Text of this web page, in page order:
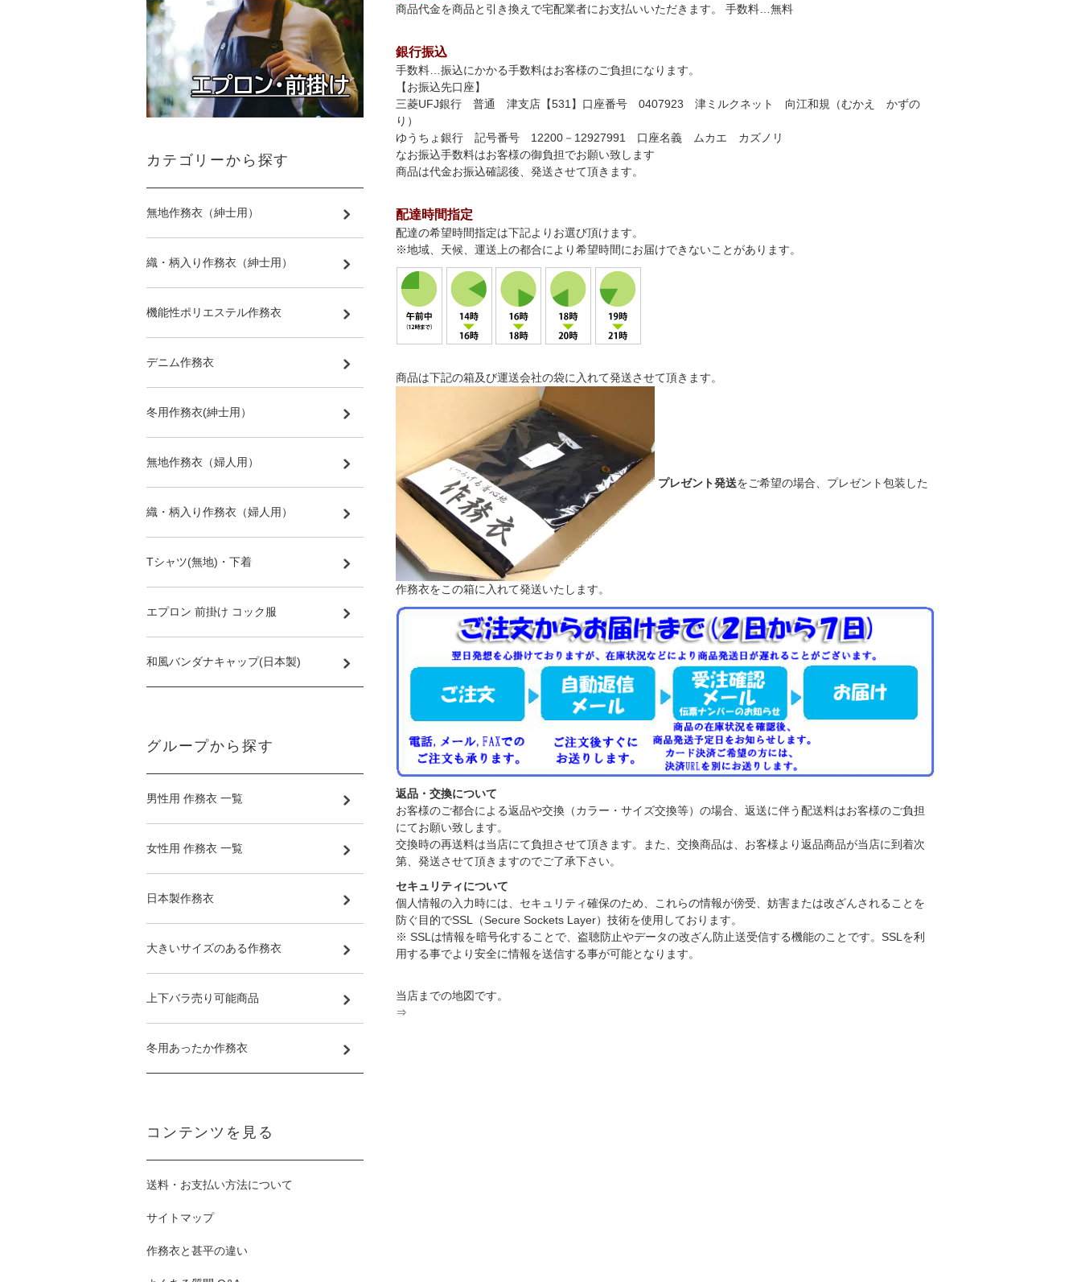
商品代金を商品と引き換えで宅配業者にお支払いいただきます。 手数料…無料
銀行振込
手数料…振込にかかる手数料はお客様のご負担になります。
【お振込先口座】
三菱UFJ銀行 普通 津支店【531】口座番号 0407923 津ミルクネット 向江和規（むかえ かずの
り）
ゆうちょ銀行 記号番号 12200－12927991 口座名義 ムカエ カズノリ
なお振込手数料はお客様の御負担でお願い致します
商品は代金お振込確認後、発送させて頂きます。
配達時間指定
配達の希望時間指定は下記よりお選び頂けます。
※地域、天候、運送上の都合により希望時間にお届けできないことがあります。
商品は下記の箱及び運送会社の袋に入れて発送させて頂きます。
プレゼント発送をご希望の場合、プレゼント包装した
作務衣をこの箱に入れて発送いたします。
返品・交換について
お客様のご都合による返品や交換（カラー・サイズ交換等）の場合、返送に伴う配送料はお客様のご負担
にてお願い致します。
交換時の再送料は当店にて負担させて頂きます。また、交換商品は、お客様より返品商品が当店に到着次
第、発送させて頂きますのでご了承下さい。
セキュリティについて
個人情報の入力時には、セキュリティ確保のため、これらの情報が傍受、妨害または改ざんされることを
防ぐ目的でSSL（Secure Sockets Layer）技術を使用しております。
※ SSLは情報を暗号化することで、盗聴防止やデータの改ざん防止送受信する機能のことです。SSLを利
用する事でより安全に情報を送信する事が可能となります。
当店までの地図です。
⇒
カテゴリーから探す
無地作務衣（紳士用）
織・柄入り作務衣（紳士用）
機能性ポリエステル作務衣
デニム作務衣
冬用作務衣(紳士用）
無地作務衣（婦人用）
織・柄入り作務衣（婦人用）
Tシャツ(無地)・下着
エプロン 前掛け コック服
和風バンダナキャップ(日本製)
グループから探す
男性用 作務衣 一覧
女性用 作務衣 一覧
日本製作務衣
大きいサイズのある作務衣
上下バラ売り可能商品
冬用あったか作務衣
コンテンツを見る
送料・お支払い方法について
サイトマップ
作務衣と甚平の違い